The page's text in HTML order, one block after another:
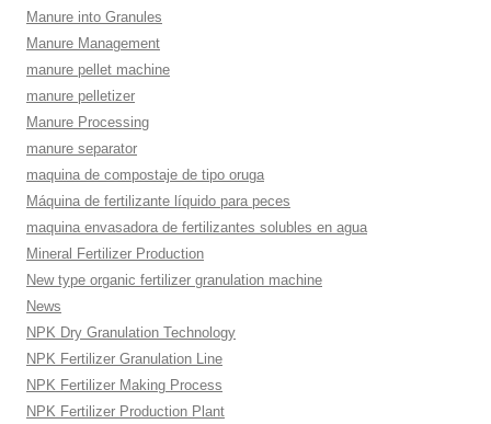
Manure into Granules
Manure Management
manure pellet machine
manure pelletizer
Manure Processing
manure separator
maquina de compostaje de tipo oruga
Máquina de fertilizante líquido para peces
maquina envasadora de fertilizantes solubles en agua
Mineral Fertilizer Production
New type organic fertilizer granulation machine
News
NPK Dry Granulation Technology
NPK Fertilizer Granulation Line
NPK Fertilizer Making Process
NPK Fertilizer Production Plant